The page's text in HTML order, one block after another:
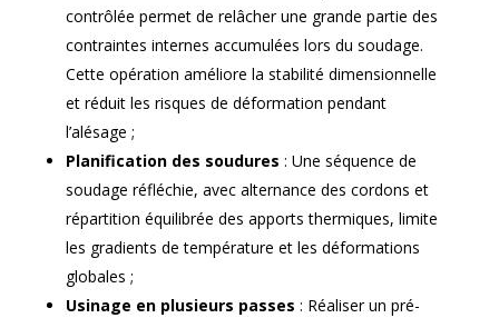
contrôlée permet de relâcher une grande partie des
contraintes internes accumulées lors du soudage.
Cette opération améliore la stabilité dimensionnelle
et réduit les risques de déformation pendant
l’alésage ;
Planification des soudures : Une séquence de
soudage réfléchie, avec alternance des cordons et
répartition équilibrée des apports thermiques, limite
les gradients de température et les déformations
globales ;
Usinage en plusieurs passes : Réaliser un pré-